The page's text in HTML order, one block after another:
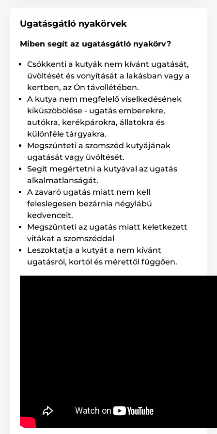
hangjelzéssel és 7 szintű rezgéssel
használható. A hangjelzés korrekció
szükség szerint deaktiválható. Probléma nélkül
beállíthatja és testre szabhatja kutyájának a
nyakörvet.
A készülék beállítása
Egy egyszerű, gombokkal ellátott
kapcsolórendszer megkönnyíti az
ugatásgátló nyakörv használatát. A
készülék néhány egyszerű lépésben beállítható.
Energiaellátás
A beépített, újratölthető akkumulátor
kapacitása 280 mAh. A teljesen feltöltött
akkumulátor élettartama megközelítőleg
A Patpet 772V ugatásgátló nyakörv
Ugatásgátló nyakörvek
Miben segít az ugatásgátló nyakörv?
Csökkenti a kutyák nem kívánt ugatását,
üvöltését és vonyítását a lakásban vagy a
kertben, az Ön távollétében.
A kutya nem megfelelő viselkedésének
kiküszöbölése - ugatás emberekre,
autókra, kerékpárokra, állatokra és
különféle tárgyakra.
Megszünteti a szomszéd kutyájának
ugatását vagy üvöltését.
Segít megértetni a kutyával az ugatás
alkalmatlanságát.
A zavaró ugatás miatt nem kell
feleslegesen bezárnia négylábú
kedvenceit.
Megszünteti az ugatás miatt keletkezett
vitákat a szomszéddal
Leszoktatja a kutyát a nem kívánt
ugatásról, kortól és mérettől függően.